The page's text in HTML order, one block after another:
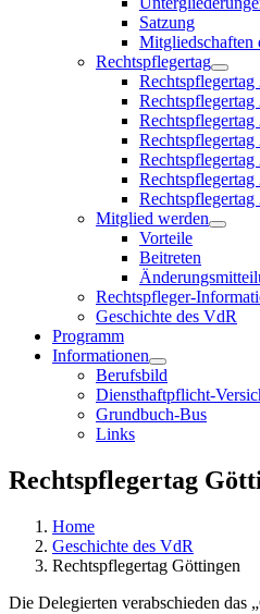
Satzung
Mitgliedschaften
Rechtspflegertag
Mitglied werden
Vorteile
Beitreten
Rechtspfleger-
Geschichte des VdR
Programm
Informationen
Berufsbild
Diensthaftpflicht-
Grundbuch-Bus
Links
Rechtspflegertag
Home
Geschichte des VdR
Rechtspflegertag Göttingen
Die Delegierten verabschieden das